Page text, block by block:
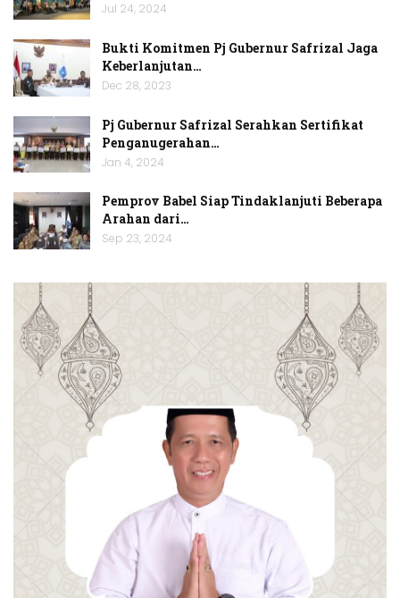
Jul 24, 2024
Bukti Komitmen Pj Gubernur Safrizal Jaga
Keberlanjutan…
Dec 28, 2023
Pj Gubernur Safrizal Serahkan Sertifikat
Penganugerahan…
Jan 4, 2024
Pemprov Babel Siap Tindaklanjuti Beberapa
Arahan dari…
Sep 23, 2024